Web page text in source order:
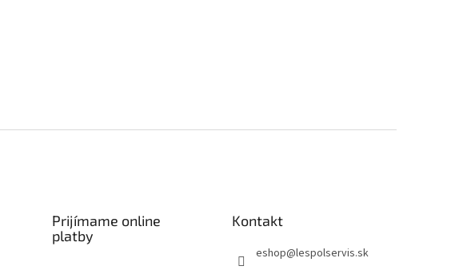
Prijímame online
platby
Kontakt
eshop@lespolservis.sk